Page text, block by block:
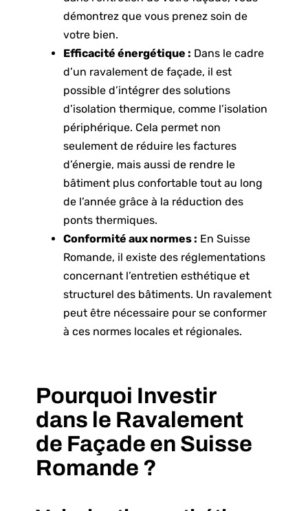
démontrez que vous prenez soin de
votre bien.
Efficacité énergétique : Dans le cadre
d’un ravalement de façade, il est
possible d’intégrer des solutions
d’isolation thermique, comme l’isolation
périphérique. Cela permet non
seulement de réduire les factures
d’énergie, mais aussi de rendre le
bâtiment plus confortable tout au long
de l’année grâce à la réduction des
ponts thermiques.
Conformité aux normes : En Suisse
Romande, il existe des réglementations
concernant l’entretien esthétique et
structurel des bâtiments. Un ravalement
peut être nécessaire pour se conformer
à ces normes locales et régionales.
Pourquoi Investir
dans le Ravalement
de Façade en Suisse
Romande ?